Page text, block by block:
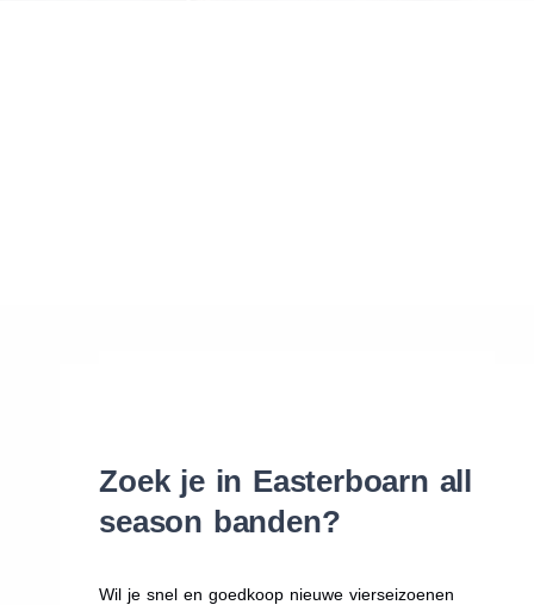
Zoek je in Easterboarn all
season banden?
Wil je snel en goedkoop nieuwe vierseizoenen